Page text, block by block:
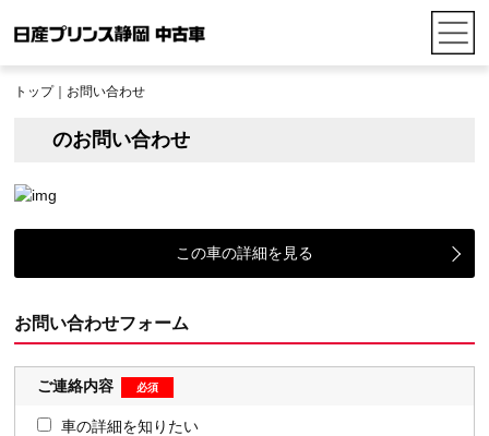
トップ｜お問い合わせ
のお問い合わせ
この車の詳細を見る
お問い合わせフォーム
ご連絡内容
車の詳細を知りたい